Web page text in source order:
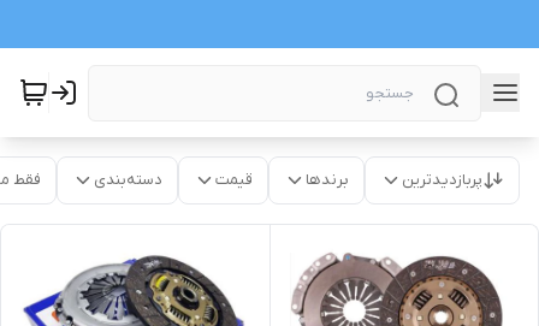
پربازدیدترین برندها قیمت دسته‌بندی فقط